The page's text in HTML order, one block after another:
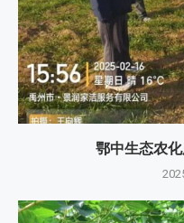
鄂中生态农